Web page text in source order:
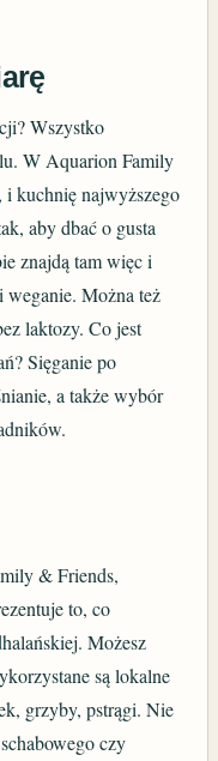
Wszystko
W Aquarion Family
i kuchnię najwyższego
aby dbać o gusta
znajdą tam więc i
weganie. Można też
laktozy. Co jest
Sięganie po
a także wybór
& Friends,
to, co
Możesz
są lokalne
grzyby, pstrągi. Nie
czy